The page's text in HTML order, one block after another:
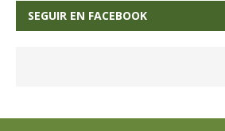
SEGUIR EN FACEBOOK